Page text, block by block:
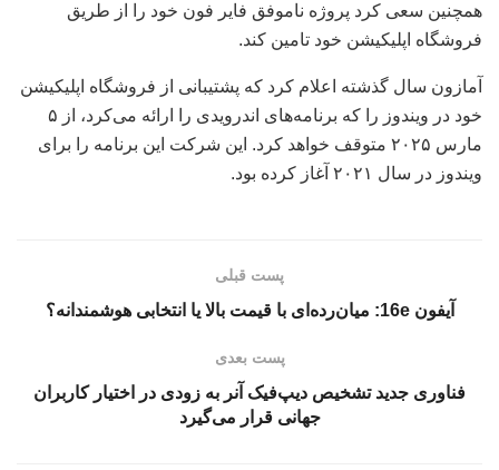
همچنین سعی کرد پروژه ناموفق فایر فون خود را از طریق
فروشگاه اپلیکیشن خود تامین کند.
آمازون سال گذشته اعلام کرد که پشتیبانی از فروشگاه اپلیکیشن
خود در ویندوز را که برنامه‌های اندرویدی را ارائه می‌کرد، از ۵
مارس ۲۰۲۵ متوقف خواهد کرد. این شرکت این برنامه را برای
ویندوز در سال ۲۰۲۱ آغاز کرده بود.
پست قبلی
آیفون 16e: میان‌رده‌ای با قیمت بالا یا انتخابی هوشمندانه؟
پست بعدی
فناوری جدید تشخیص دیپ‌فیک آنر به زودی در اختیار کاربران
جهانی قرار می‌گیرد